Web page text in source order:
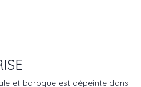
et baroque est dépeinte dans